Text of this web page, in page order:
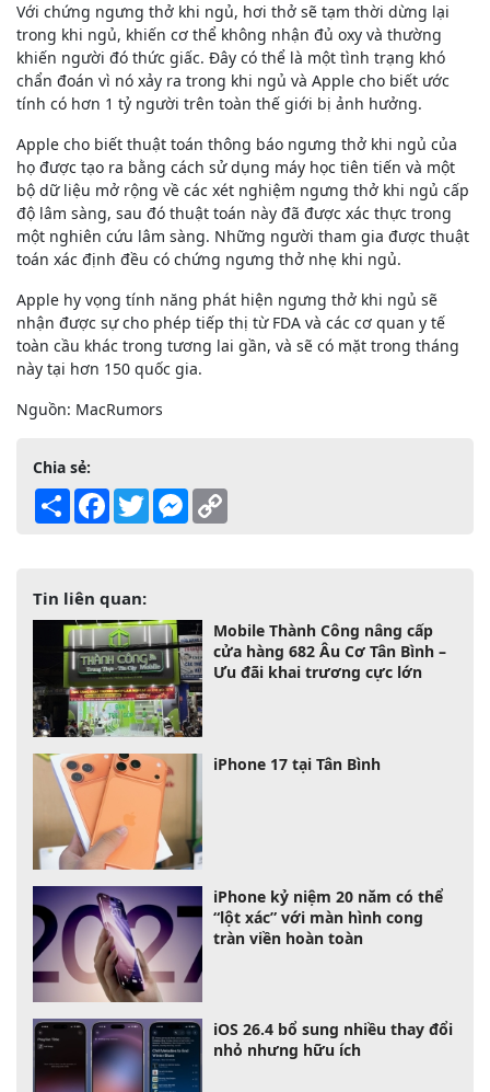
Với chứng ngưng thở khi ngủ, hơi thở sẽ tạm thời dừng lại
trong khi ngủ, khiến cơ thể không nhận đủ oxy và thường
khiến người đó thức giấc. Đây có thể là một tình trạng khó
chẩn đoán vì nó xảy ra trong khi ngủ và Apple cho biết ước
tính có hơn 1 tỷ người trên toàn thế giới bị ảnh hưởng.
Apple cho biết thuật toán thông báo ngưng thở khi ngủ của
họ được tạo ra bằng cách sử dụng máy học tiên tiến và một
bộ dữ liệu mở rộng về các xét nghiệm ngưng thở khi ngủ cấp
độ lâm sàng, sau đó thuật toán này đã được xác thực trong
một nghiên cứu lâm sàng. Những người tham gia được thuật
toán xác định đều có chứng ngưng thở nhẹ khi ngủ.
Apple hy vọng tính năng phát hiện ngưng thở khi ngủ sẽ
nhận được sự cho phép tiếp thị từ FDA và các cơ quan y tế
toàn cầu khác trong tương lai gần, và sẽ có mặt trong tháng
này tại hơn 150 quốc gia.
Nguồn: MacRumors
Chia sẻ:
Share Facebook
TwitterMessenger
Tin liên quan:
Mobile Thành Công nâng cấp
cửa hàng 682 Âu Cơ Tân Bình –
Ưu đãi khai trương cực lớn
iPhone 17 tại Tân Bình
iPhone kỷ niệm 20 năm có thể
“lột xác” với màn hình cong
tràn viền hoàn toàn
iOS 26.4 bổ sung nhiều thay đổi
nhỏ nhưng hữu ích